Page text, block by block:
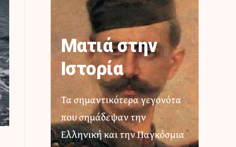
Ματιά στην
Ιστορία
Τα σημαντικότερα γεγονότα
που σημάδεψαν την
Ελληνική και την Παγκόσμια